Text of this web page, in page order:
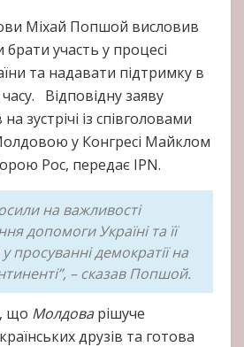
Міхай Попшой висловив
брати участь у процесі
та надавати підтримку в
Відповідну заяву
зустрічі із співголовами
у Конгресі Майклом
Рос, передає IPN.
на важливості
допомоги Україні та її
просуванні демократії на
– сказав Попшой.
що Молдоварішуче
друзів та готова